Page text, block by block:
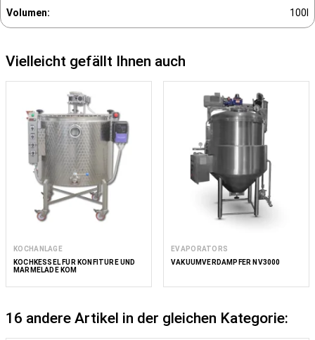
Volumen: 100l
Vielleicht gefällt Ihnen auch
KOCHANLAGE
KOCHKESSEL FÜR KONFITÜRE UND
MARMELADE KOM
EVAPORATORS
VAKUUMVERDAMPFER NV3000
16 andere Artikel in der gleichen Kategorie: